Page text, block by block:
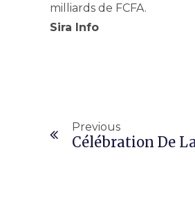
milliards de FCFA.
Sira Info
Previous